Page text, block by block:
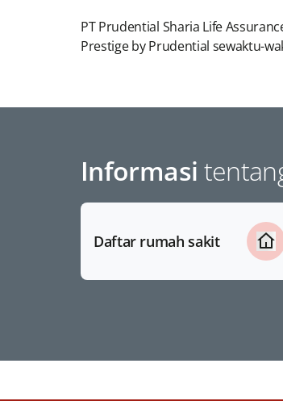
PT Prudential Sharia Life
Prestige by Prudential sewaktu-
Informasi
Daftar rumah sakit